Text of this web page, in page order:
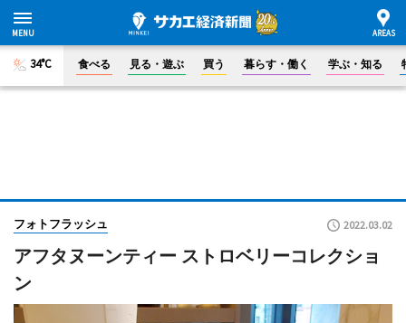
34°C 食べる 見る・遊ぶ 買う 暮らす・働く 学ぶ・知る
フォトフラッシュ 2022.03.02
アフタヌーンティー ストロベリーコレクショ
ン